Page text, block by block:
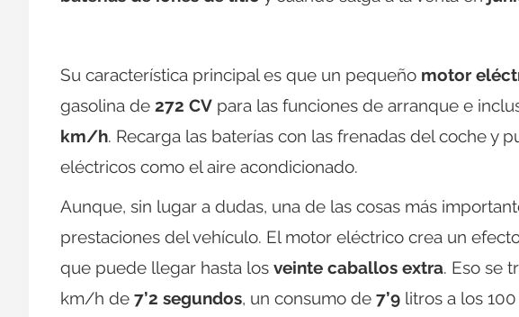
Su característica principal es que un pequeño motor
gasolina de 272 CV para las funciones de arranque e
km/h. Recarga las baterías con las frenadas del coche y
eléctricos como el aire acondicionado.
Aunque, sin lugar a dudas, una de las cosas más
prestaciones del vehículo. El motor eléctrico crea un
que puede llegar hasta los veinte caballos extra. Eso se
km/h de 7’2 segundos, un consumo de 7’9 litros a los